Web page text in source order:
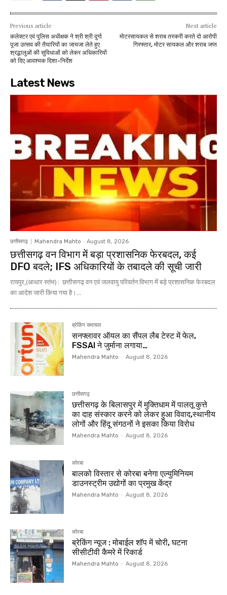
Previous article
कलेक्टर एवं पुलिस अधीक्षक ने श्री श्री दुर्गा
पूजा उत्सव की तैयारियों का जायजा लेते हुए
श्रद्धालुओं की सुविधाओं को लेकर अधिकारियों
को दिए आवश्यक दिशा-निर्देश
Next article
मोटरसायकल से शराब तस्करी करते दो आरोपी
गिरफ्तार, मोटर सायकल और शराब जप्त
Latest News
छत्तीसगढ़ Mahendra Mahto - August 8, 2026
छत्तीसगढ़ वन विभाग में बड़ा प्रशासनिक फेरबदल, कई
DFO बदले; IFS अधिकारियों के तबादले की सूची जारी
रायपुर,(आधार स्तंभ) : छत्तीसगढ़ वन एवं जलवायु परिवर्तन विभाग में बड़े प्रशासनिक फेरबदल
का आदेश जारी किया गया है।...
ब्रेकिंग समाचार
सनफ्लावर ऑयल का सैंपल लैब टेस्ट में फेल,
FSSAI ने जुर्माना लगाया…
Mahendra Mahto - August 8, 2026
छत्तीसगढ़
छत्तीसगढ़ के बिलासपुर में मुक्तिधाम में पालतू कुत्ते
का दाह संस्कार करने को लेकर हुआ विवाद,स्थानीय
लोगों और हिंदू संगठनों ने इसका किया विरोध
Mahendra Mahto - August 8, 2026
कोरबा
बालको विस्तार से कोरबा बनेगा एल्युमिनियम
डाउनस्ट्रीम उद्योगों का प्रमुख केंद्र
Mahendra Mahto - August 8, 2026
कोरबा
ब्रेकिंग न्यूज : मोबाईल शॉप में चोरी, घटना
सीसीटीवी कैमरे में रिकार्ड
Mahendra Mahto - August 8, 2026